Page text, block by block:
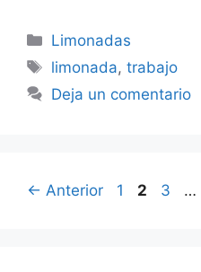
Categorías
Limonadas
Etiquetas
limonada,trabajo
Deja un comentario
← Anterior Página
1 Página
2 Página
3 …